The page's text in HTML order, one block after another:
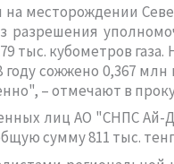
месторождении
тыс. кубометров
сожжено 0,367 млн
– отмечают в
лиц АО "СНПС Ай-
сумму 811 тыс.